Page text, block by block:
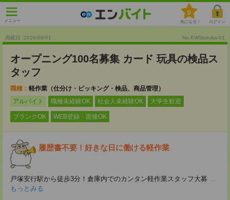
メニュー
0
気になる！ ログイン
掲載日 :2026/08/01 No.KWStotuka-01
オープニング100名募集 カード 玩具の検品ス
タッフ
職種： 軽作業（仕分け・ピッキング・検品、商品管理）
アルバイト
職種未経験OK 社会人未経験OK 大学生歓迎
ブランクOK WEB登録・面接OK
履歴書不要！好きな日に働ける軽作業
戸塚安行駅から徒歩3分！倉庫内でのカンタン軽作業スタッフ大募 ...
もっとみる